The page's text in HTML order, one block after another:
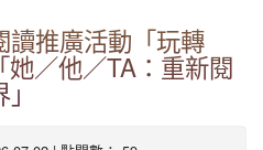
讀推廣活動「玩轉
／他／TA：重新閱